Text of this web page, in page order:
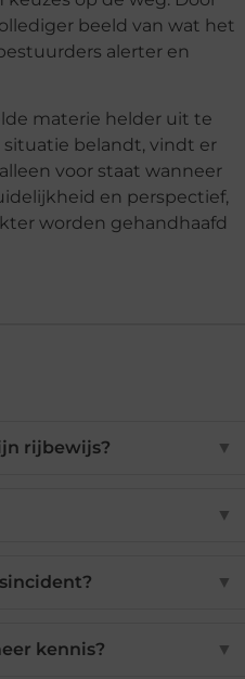
beeld van wat het
alerter en
materie helder uit te
situatie belandt, vindt er
voor staat wanneer
en perspectief,
worden gehandhaafd
rijbewijs? ▼
▼
▼
kennis? ▼